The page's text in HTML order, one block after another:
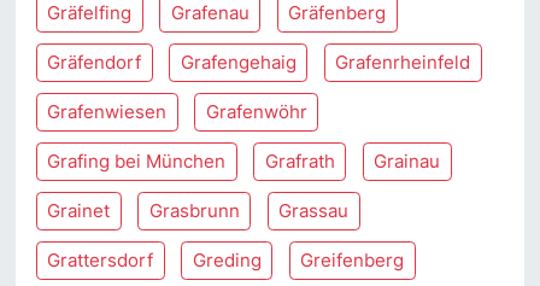
Gräfelfing Grafenau Gräfenberg
Gräfendorf Grafengehaig Grafenrheinfeld
Grafenwiesen Grafenwöhr
Grafing bei München Grafrath Grainau
Grainet Grasbrunn Grassau
Grattersdorf Greding Greifenberg